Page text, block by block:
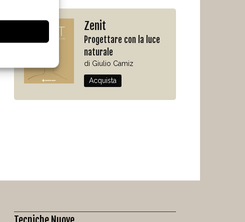
Zenit
Progettare con la luce
naturale
di Giulio Camiz
Acquista